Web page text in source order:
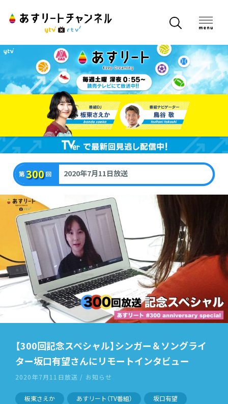
第300回 2020年7月11日放送
【300回記念スペシャル】シンガー＆ソングライ
ター坂口有望さんにリモートインタビュー
2020年7月11日放送 / お知らせ
板東さえか あすリート（TV番組） 坂口有望